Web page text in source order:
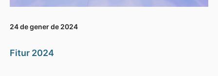
24 de gener de 2024
Fitur 2024